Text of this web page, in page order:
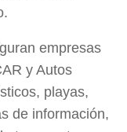
empresas
y Autos
playas,
de información,